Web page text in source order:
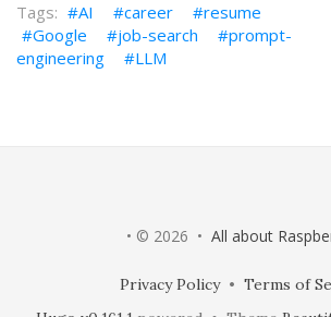
AI career
resume
Google
job-search
prompt-
engineering
LLM
• © 2026 • All about
Privacy Policy• Terms of